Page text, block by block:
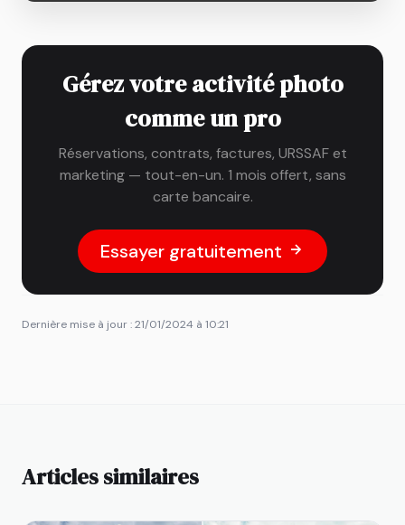
Gérez votre activité photo
comme un pro
Réservations, contrats, factures, URSSAF et
marketing — tout-en-un. 1 mois offert, sans
carte bancaire.
Essayer gratuitement
Dernière mise à jour : 21/01/2024 à 10:21
Articles similaires